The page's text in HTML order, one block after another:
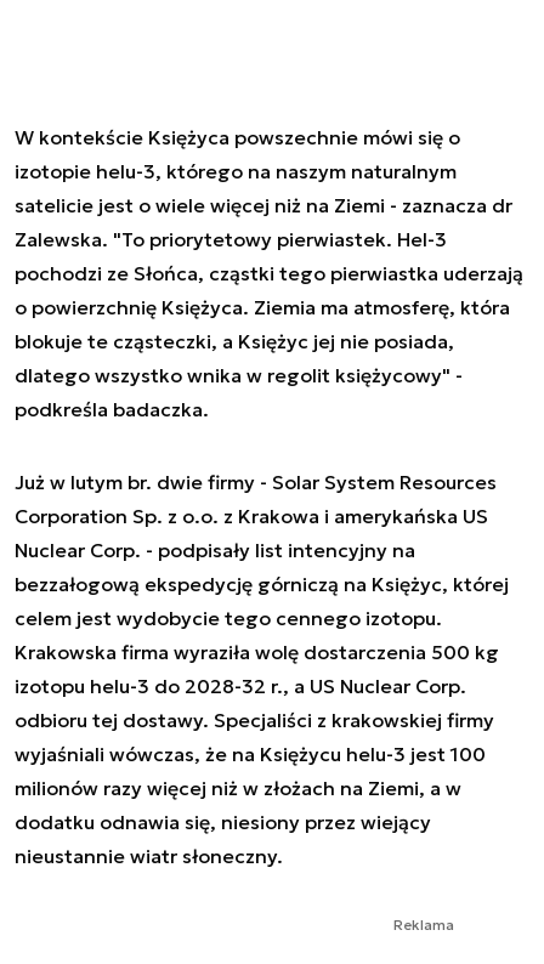
W kontekście Księżyca powszechnie mówi się o
izotopie helu-3, którego na naszym naturalnym
satelicie jest o wiele więcej niż na Ziemi - zaznacza dr
Zalewska. "To priorytetowy pierwiastek. Hel-3
pochodzi ze Słońca, cząstki tego pierwiastka uderzają
o powierzchnię Księżyca. Ziemia ma atmosferę, która
blokuje te cząsteczki, a Księżyc jej nie posiada,
dlatego wszystko wnika w regolit księżycowy" -
podkreśla badaczka.
Już w lutym br. dwie firmy - Solar System Resources
Corporation Sp. z o.o. z Krakowa i amerykańska US
Nuclear Corp. - podpisały list intencyjny na
bezzałogową ekspedycję górniczą na Księżyc, której
celem jest wydobycie tego cennego izotopu.
Krakowska firma wyraziła wolę dostarczenia 500 kg
izotopu helu-3 do 2028-32 r., a US Nuclear Corp.
odbioru tej dostawy. Specjaliści z krakowskiej firmy
wyjaśniali wówczas, że na Księżycu helu-3 jest 100
milionów razy więcej niż w złożach na Ziemi, a w
dodatku odnawia się, niesiony przez wiejący
nieustannie wiatr słoneczny.
Reklama